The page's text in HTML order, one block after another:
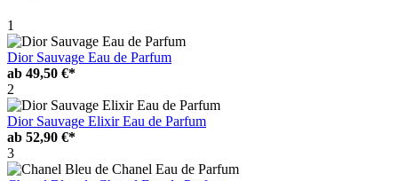
1
Dior Sauvage Eau de Parfum
ab 49,50 €*
2
Dior Sauvage Elixir Eau de Parfum
ab 52,90 €*
3